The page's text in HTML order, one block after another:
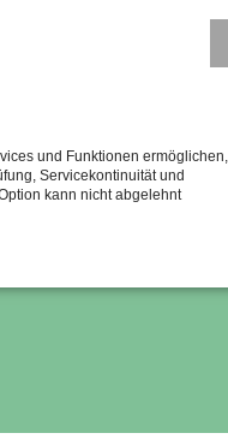
Arbeit
und Funktionen ermöglichen,
Servicekontinuität und
kann nicht abgelehnt